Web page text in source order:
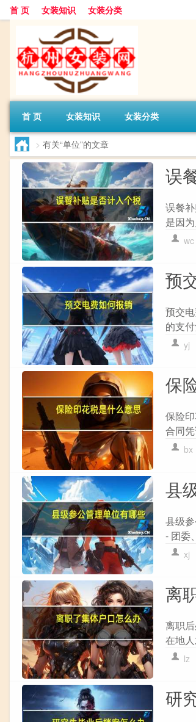
首 页 女装知识 女装分类
首 页 女装知识 女装分类
> 有关“单位”的文章
误
误餐
是因
wc
预
预交
的支
yj
保
保险
合同
bx
县
县级
- 团委
xj
离
离职
在地
lz
研